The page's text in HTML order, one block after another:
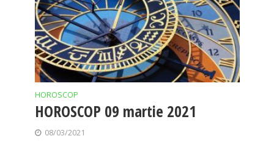
HOROSCOP
HOROSCOP 09 martie 2021
08/03/2021